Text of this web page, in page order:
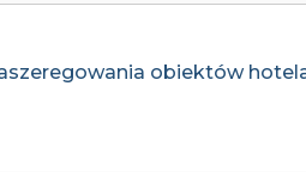
obiektów